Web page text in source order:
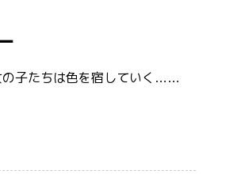
の子たちは色を宿していく……